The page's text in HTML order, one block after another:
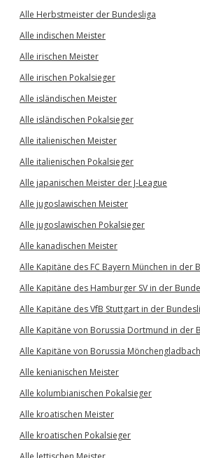
Alle Herbstmeister der Bundesliga
Alle indischen Meister
Alle irischen Meister
Alle irischen Pokalsieger
Alle isländischen Meister
Alle isländischen Pokalsieger
Alle italienischen Meister
Alle italienischen Pokalsieger
Alle japanischen Meister der J-League
Alle jugoslawischen Meister
Alle jugoslawischen Pokalsieger
Alle kanadischen Meister
Alle Kapitäne des FC Bayern München in der
Alle Kapitäne des Hamburger SV in der
Alle Kapitäne des VfB Stuttgart in der
Alle Kapitäne von Borussia Dortmund in der
Alle Kapitäne von Borussia
Alle kenianischen Meister
Alle kolumbianischen Pokalsieger
Alle kroatischen Meister
Alle kroatischen Pokalsieger